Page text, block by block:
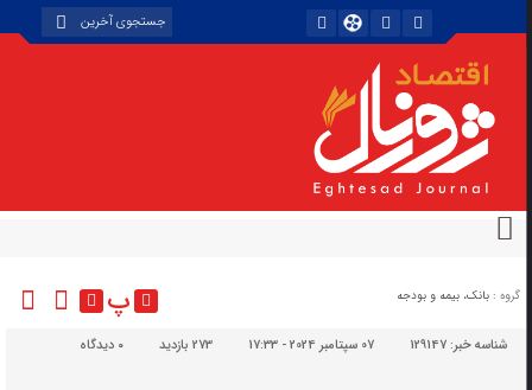
گروه : بانک، بیمه و بودجه پ
شناسه خبر:129147 07 سپتامبر 2024 - 17:33 273 بازدید دیدگاه